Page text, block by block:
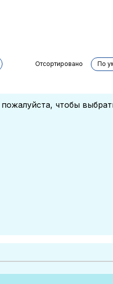
Отсортировано По
чтобы